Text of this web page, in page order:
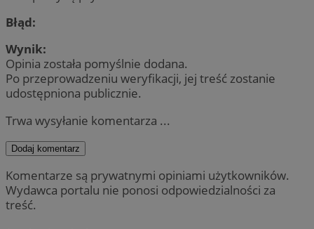
Błąd:
Wynik:
Opinia została pomyślnie dodana.
Po przeprowadzeniu weryfikacji, jej treść zostanie
udostępniona publicznie.
Trwa wysyłanie komentarza ...
Dodaj komentarz
Komentarze są prywatnymi opiniami użytkowników.
Wydawca portalu nie ponosi odpowiedzialności za
treść.